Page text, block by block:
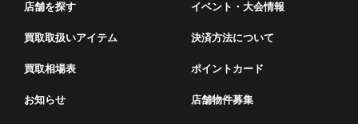
店舗を探す
買取取扱いアイテム
買取相場表
お知らせ
イベント・⼤会情報
決済方法について
ポイントカード
店舗物件募集